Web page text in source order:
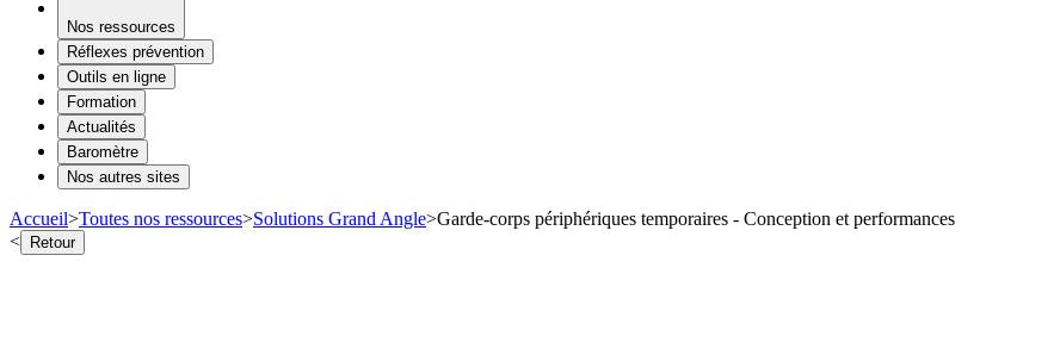
Nos ressources
Réflexes prévention
Outils en ligne
Formation
Actualités
Baromètre
Nos autres sites
Accueil>Toutes nos ressources>Solutions Grand Angle>Garde-corps périphériques temporaires - Conception et performances
< Retour